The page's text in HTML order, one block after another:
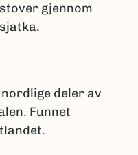
gjennom
deler av
Funnet